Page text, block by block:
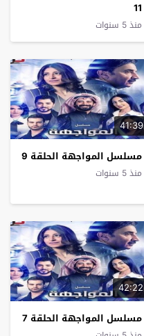
11
منذ 5 سنوات
41:39
مسلسل المواجهة الحلقة 9
منذ 5 سنوات
42:22
مسلسل المواجهة الحلقة 7